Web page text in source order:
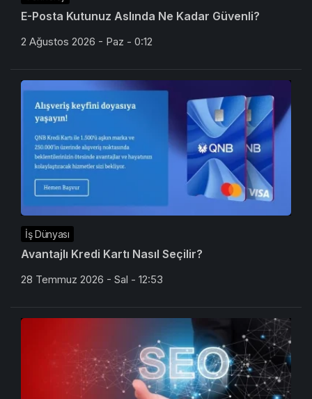
E-Posta Kutunuz Aslında Ne Kadar Güvenli?
2 Ağustos 2026 - Paz - 0:12
İş Dünyası
Avantajlı Kredi Kartı Nasıl Seçilir?
28 Temmuz 2026 - Sal - 12:53